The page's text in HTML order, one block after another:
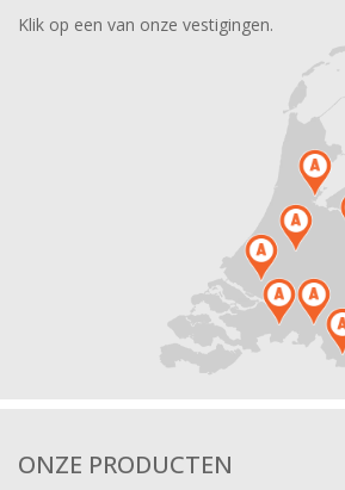
Klik op een van onze vestigingen.
ONZE PRODUCTEN